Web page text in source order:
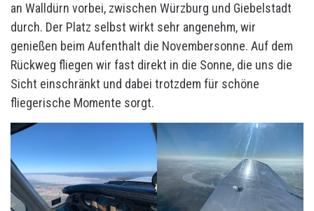
an Walldürn vorbei, zwischen Würzburg und Giebelstadt
durch. Der Platz selbst wirkt sehr angenehm, wir
genießen beim Aufenthalt die Novembersonne. Auf dem
Rückweg fliegen wir fast direkt in die Sonne, die uns die
Sicht einschränkt und dabei trotzdem für schöne
fliegerische Momente sorgt.